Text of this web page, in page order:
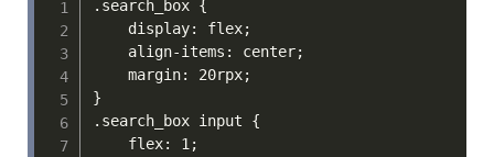
.search_box {
    display: flex;
    align-items: center;
    margin: 20rpx;
}
.search_box input {
    flex: 1;